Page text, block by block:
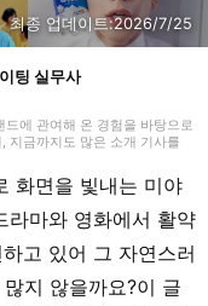
최종 업데이트:2026/7/25
팅 실무사
에 관여해 온 경험을 바탕으로
지금까지도 많은 소개 기사를
매일 다양한 장르에 귀 기울이
라이터로 활동을 시작했으며,
. 또한 라이팅 외에도 영상 편
등학생 자녀를 돌보고 있으며,
지내고 있습니다.
화면을 빛내는 미야
라마와 영화에서 활약
고 있어 그 자연스러
지 않을까요?이 글